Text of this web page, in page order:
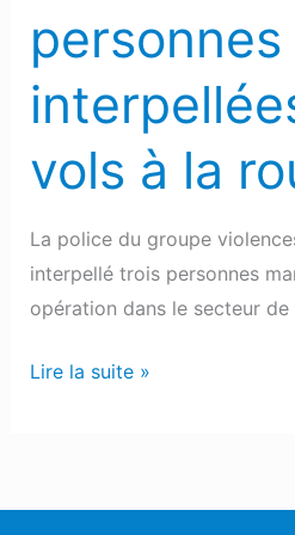
personnes
vols à la
La police du groupe
interpellé trois personnes
opération dans le secteur
Lire la suite »